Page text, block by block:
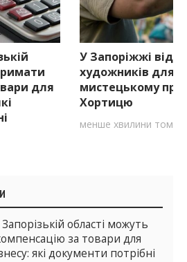
для
У Запоріжжі
художників для
мистецькому
Хортицю
менше хвилини тому
області можуть
за товари для
які документи потрібні